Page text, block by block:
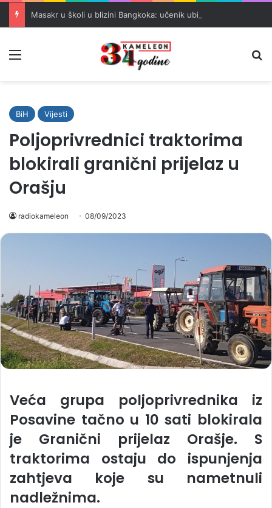
BiH Vijesti
Poljoprivrednici traktorima
blokirali granični prijelaz u
Orašju
radiokameleon 08/09/2023
Veća grupa poljoprivrednika iz
Posavine tačno u 10 sati blokirala
je Granični prijelaz Orašje. S
traktorima ostaju do ispunjenja
zahtjeva koje su nametnuli
nadležnima.